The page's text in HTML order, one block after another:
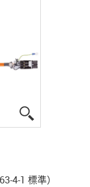
4-1 標準）